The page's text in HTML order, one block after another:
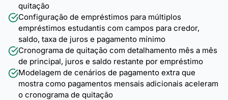
quitação
Configuração de empréstimos para múltiplos
empréstimos estudantis com campos para credor,
saldo, taxa de juros e pagamento mínimo
Cronograma de quitação com detalhamento mês a mês
de principal, juros e saldo restante por empréstimo
Modelagem de cenários de pagamento extra que
mostra como pagamentos mensais adicionais aceleram
o cronograma de quitação